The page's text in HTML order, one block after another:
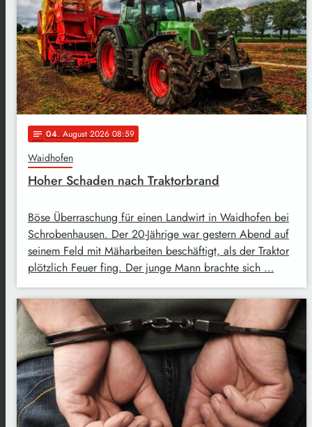
notes 04. August 2026 08:59
Waidhofen
Hoher Schaden nach Traktorbrand
Böse Überraschung für einen Landwirt in Waidhofen bei
Schrobenhausen. Der 20-Jährige war gestern Abend auf
seinem Feld mit Mäharbeiten beschäftigt, als der Traktor
plötzlich Feuer fing. Der junge Mann brachte sich …